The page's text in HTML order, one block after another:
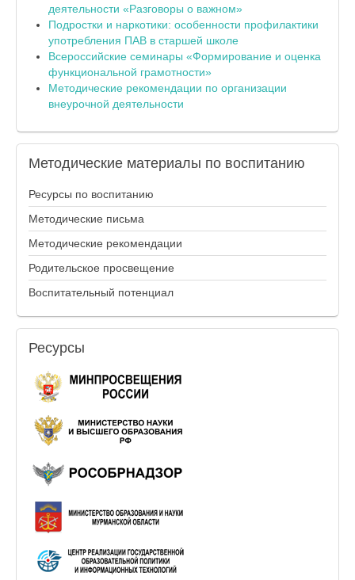
деятельности «Разговоры о важном»
Подростки и наркотики: особенности профилактики
употребления ПАВ в старшей школе
Всероссийские семинары «Формирование и оценка
функциональной грамотности»
Методические рекомендации по организации
внеурочной деятельности
Методические материалы по воспитанию
Ресурсы по воспитанию
Методические письма
Методические рекомендации
Родительское просвещение
Воспитательный потенциал
Ресурсы